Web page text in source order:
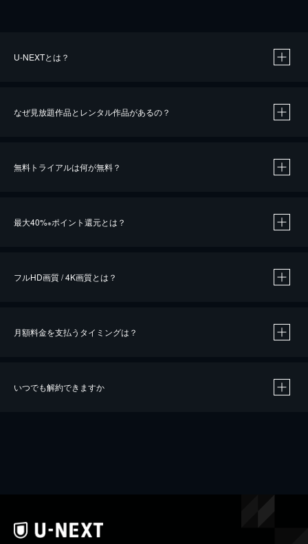
U-NEXTとは？
なぜ見放題作品とレンタル作品があるの？
無料トライアルは何が無料？
最大40%※ポイント還元とは？
※40％ポイント還元の対象は、クレジットカード決済による作品の購入 / レンタルです。
iOSアプリのUコイン決済による作品の購入 / レンタルは、20％のポイント還元です。
フルHD画質 / 4K画質とは？
月額料金を支払うタイミングは？
いつでも解約できますか